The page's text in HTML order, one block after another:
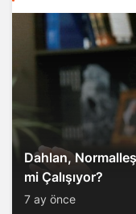
Dahlan,
mi Çalışıyor?
7 ay önce